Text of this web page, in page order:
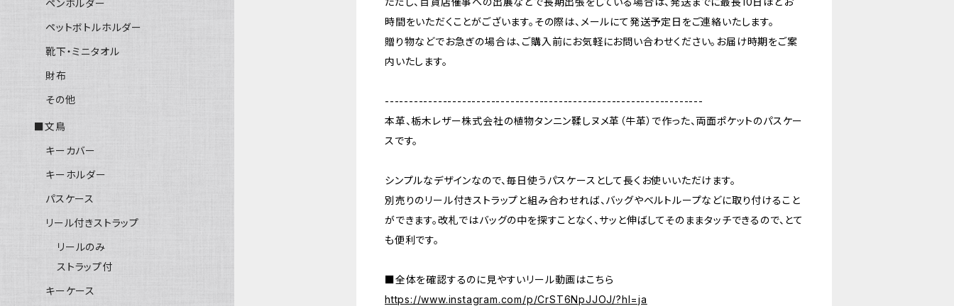
時間をいただくことがございます。その際は、メールにて発送予定日をご連絡いたします。
贈り物などでお急ぎの場合は、ご購入前にお気軽にお問い合わせください。お届け時期をご案
内いたします。
------------------------------------------------------------------
本革、栃木レザー株式会社の植物タンニン鞣しヌメ革（牛革）で作った、両面ポケットのパスケー
スです。
シンプルなデザインなので、毎日使うパスケースとして長くお使いいただけます。
別売りのリール付きストラップと組み合わせれば、バッグやベルトループなどに取り付けること
ができます。改札ではバッグの中を探すことなく、サッと伸ばしてそのままタッチできるので、とて
も便利です。
■全体を確認するのに見やすいリール動画はこちら
https://www.instagram.com/p/CrST6NpJJOJ/?hl=ja
ペンホルダー
ペットボトルホルダー
靴下・ミニタオル
財布
その他
■文鳥
キーカバー
キーホルダー
パスケース
リール付きストラップ
リールのみ
ストラップ付
キーケース